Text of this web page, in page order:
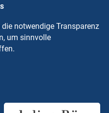
notwendige Transparenz
um sinnvolle